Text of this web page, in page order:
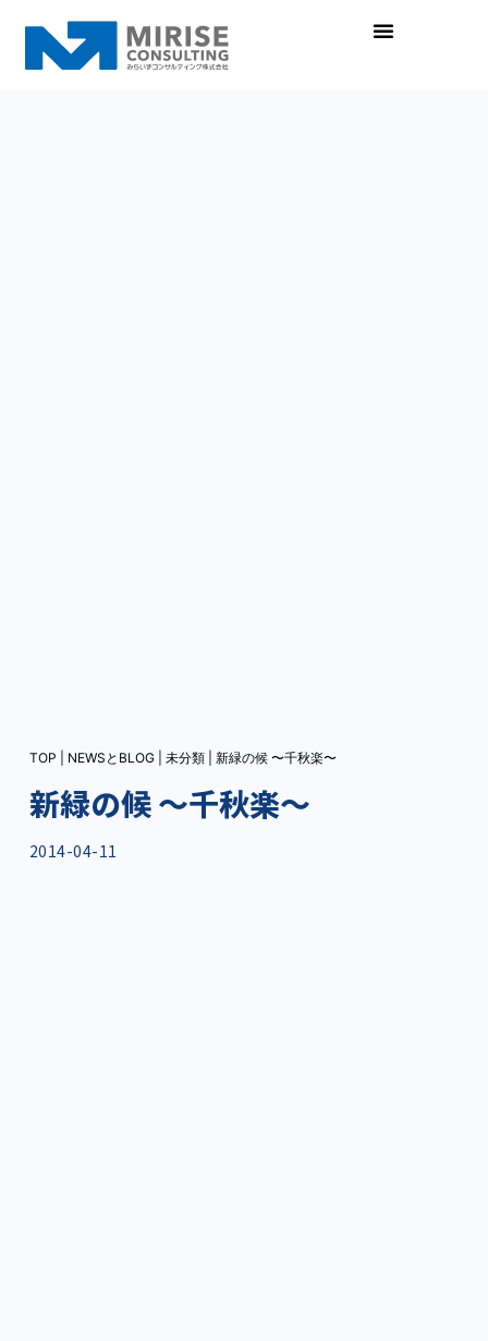
TOP NEWSとBLOG 未分類 新緑の候 〜千秋楽〜
新緑の候 〜千秋楽〜
2014-04-11